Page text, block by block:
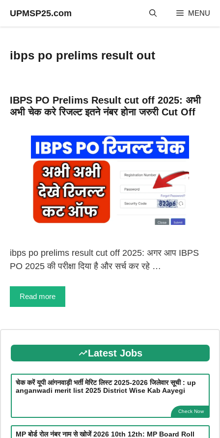
UPMSP25.com MENU
ibps po prelims result out
IBPS PO Prelims Result cut off 2025: अभी
अभी चेक करे रिजल्ट इतने नंबर होना जरुरी Cut Off
ibps po prelims result cut off 2025: अगर आप IBPS
PO 2025 की परीक्षा दिया है और सर्च कर रहे …
Read more
Latest Jobs
चेक करें यूपी आंगनवाड़ी भर्ती मेरिट लिस्ट 2025-2026 जिलेवार सूची : up
anganwadi merit list 2025 District Wise Kab Aayegi
Check Now
MP बोर्ड रोल नंबर नाम से खोजें 2026 10th 12th: MP Board Roll